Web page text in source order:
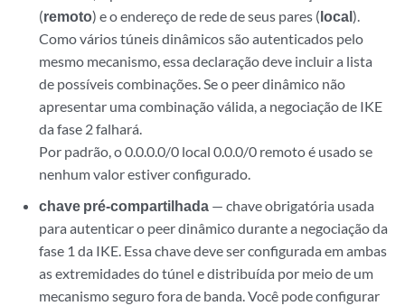
(remoto) e o endereço de rede de seus pares (local).
Como vários túneis dinâmicos são autenticados pelo
mesmo mecanismo, essa declaração deve incluir a lista
de possíveis combinações. Se o peer dinâmico não
apresentar uma combinação válida, a negociação de IKE
da fase 2 falhará.
Por padrão, o 0.0.0.0/0 local 0.0.0/0 remoto é usado se
nenhum valor estiver configurado.
chave pré-compartilhada — chave obrigatória usada
para autenticar o peer dinâmico durante a negociação da
fase 1 da IKE. Essa chave deve ser configurada em ambas
as extremidades do túnel e distribuída por meio de um
mecanismo seguro fora de banda. Você pode configurar